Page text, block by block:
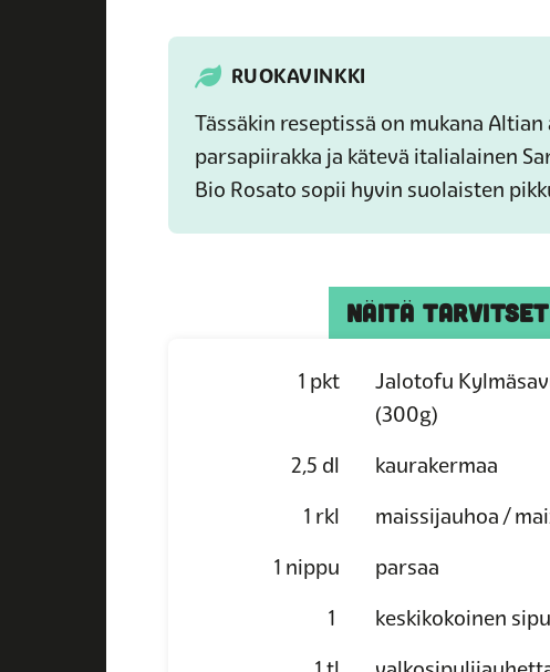
RUOKAVINKKI
Tässäkin reseptissä on mukana
parsapiirakka ja kätevä italialainen
Bio Rosato sopii hyvin suolaisten
NÄITÄ TARVITSET
1 pkt
Jalotofu
(300g)
2,5 dl
kaurakermaa
1 rkl
maissijauhoa /
1 nippu
parsaa
1
keskikokoinen